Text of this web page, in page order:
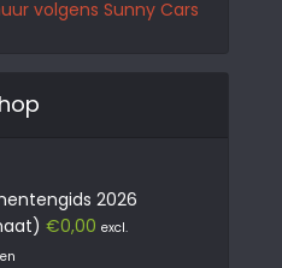
2026
€0,00 excl.